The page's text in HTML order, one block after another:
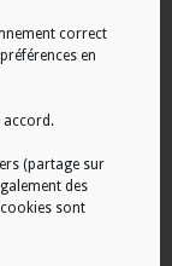
correct
en
accord.
(partage sur
des
sont